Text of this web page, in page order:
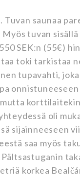
saunaa
tuvan sisällä
SEK:n (55€)
toki tarkistaa
tupavahti,
onnistuneeseen
mutta korttilaitekin
oli
sijainneeseen
saa myös
korkea